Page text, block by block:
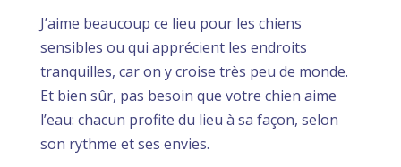
J’aime beaucoup ce lieu pour les chiens
sensibles ou qui apprécient les endroits
tranquilles, car on y croise très peu de monde.
Et bien sûr, pas besoin que votre chien aime
l’eau: chacun profite du lieu à sa façon, selon
son rythme et ses envies.